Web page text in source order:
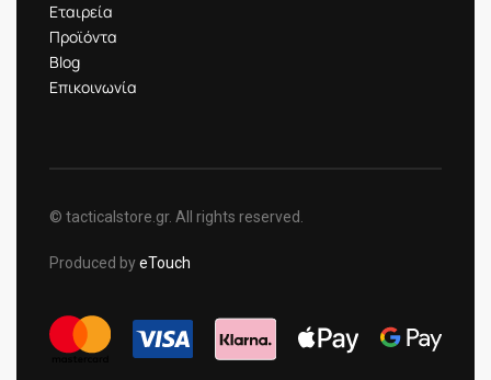
Εταιρεία
Προϊόντα
Blog
Επικοινωνία
© tacticalstore.gr. All rights reserved.
Produced byeTouch